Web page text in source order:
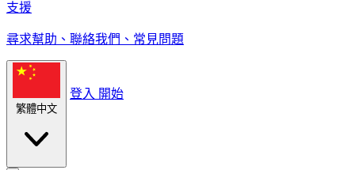
支援
尋求幫助、聯絡我們、常見問題
繁體中文
登入 開始